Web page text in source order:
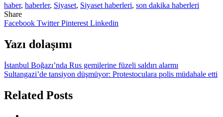
haber, haberler, Siyaset, Siyaset haberleri, son dakika haberleri
Share
Facebook TwitterPinterest Linkedin
Yazı dolaşımı
İstanbul Boğazı’nda Rus gemilerine füzeli saldırı alarmı
Sultangazi’de tansiyon düşmüyor: Protestoculara polis müdahale etti
Related Posts